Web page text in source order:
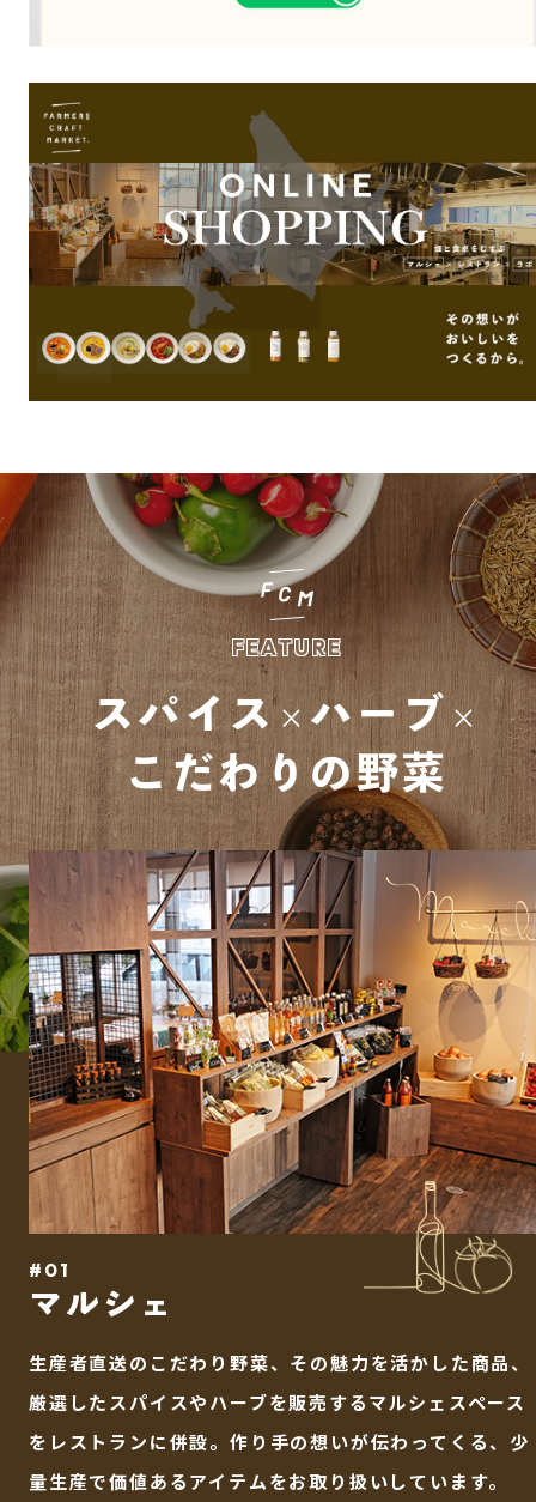
FEATURE
スパイス×ハーブ×
こだわりの野菜
#01
マルシェ
生産者直送のこだわり野菜、その魅力を活かした商品、
厳選したスパイスやハーブを販売するマルシェスペース
をレストランに併設。作り手の想いが伝わってくる、少
量生産で価値あるアイテムをお取り扱いしています。